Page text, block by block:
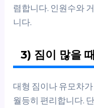
렴합니다. 인원수와
니다.
3) 짐이 많을
대형 짐이나 유모차
월등히 편리합니다.